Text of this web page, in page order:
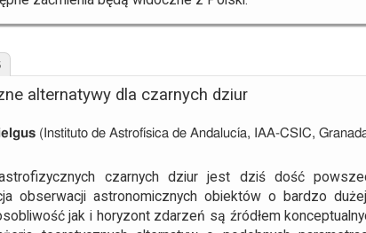
alternatywy dla czarnych dziur
(Instituto de Astrofísica de Andalucía, IAA-CSIC,
czarnych dziur jest dziś dość
obserwacji astronomicznych obiektów o bardzo
jak i horyzont zdarzeń są źródłem